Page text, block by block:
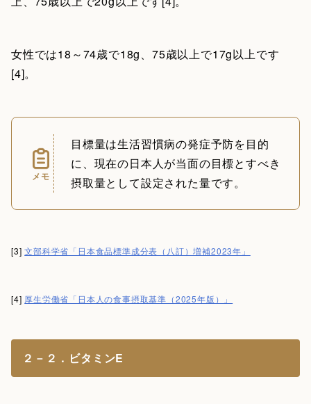
女性では18～74歳で18g、75歳以上で17g以上です
[4]。
メモ
目標量は生活習慣病の発症予防を目的
に、現在の日本人が当面の目標とすべき
摂取量として設定された量です。
[3]文部科学省「日本食品標準成分表（八訂）増補2023年」
[4] 厚生労働省「日本人の食事摂取基準（2025年版）」
２－２．ビタミンE